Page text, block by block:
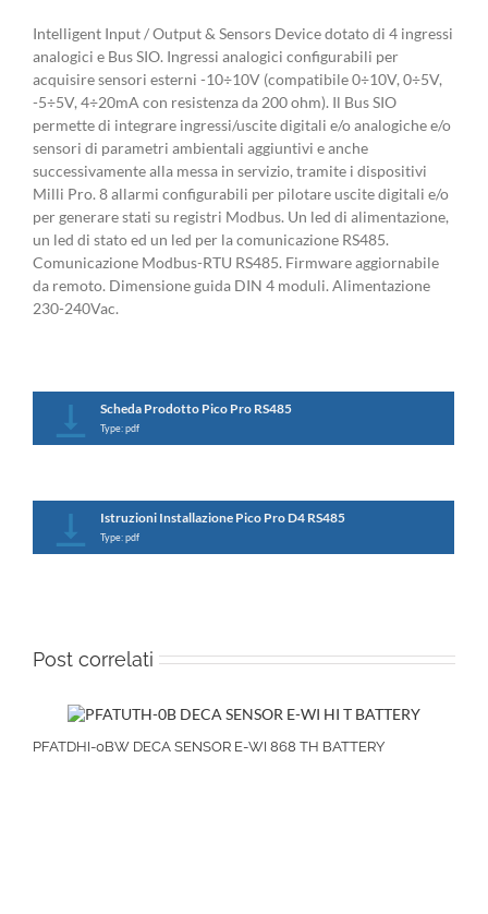
Intelligent Input / Output & Sensors Device dotato di 4 ingressi
analogici e Bus SIO. Ingressi analogici configurabili per
acquisire sensori esterni -10÷10V (compatibile 0÷10V, 0÷5V,
-5÷5V, 4÷20mA con resistenza da 200 ohm). Il Bus SIO
permette di integrare ingressi/uscite digitali e/o analogiche e/o
sensori di parametri ambientali aggiuntivi e anche
successivamente alla messa in servizio, tramite i dispositivi
Milli Pro. 8 allarmi configurabili per pilotare uscite digitali e/o
per generare stati su registri Modbus. Un led di alimentazione,
un led di stato ed un led per la comunicazione RS485.
Comunicazione Modbus-RTU RS485. Firmware aggiornabile
da remoto. Dimensione guida DIN 4 moduli. Alimentazione
230-240Vac.
Scheda Prodotto Pico Pro RS485
Type: pdf
Istruzioni Installazione Pico Pro D4 RS485
Type: pdf
Post correlati
PFATDHI-0BW DECA SENSOR E-WI 868 TH BATTERY